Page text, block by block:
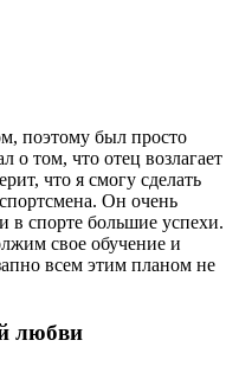
поэтому был просто
о том, что отец возлагает
что я смогу сделать
Он очень
в спорте большие успехи.
свое обучение и
всем этим планом не
любви